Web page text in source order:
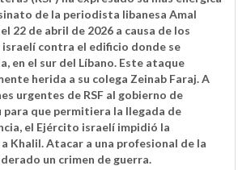
de la periodista libanesa Amal
22 de abril de 2026 a causa de los
contra el edificio donde se
en el sur del Líbano. Este ataque
herida a su colega Zeinab Faraj. A
urgentes de RSF al gobierno de
para que permitiera la llegada de
el Ejército israelí impidió la
Khalil. Atacar a una profesional de la
un crimen de guerra.